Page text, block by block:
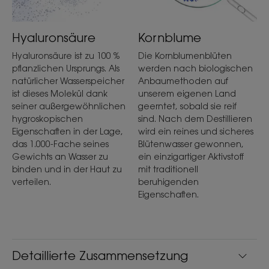
Detaillierte Zusammensetzung
Hyaluronsäure
Hyaluronsäure ist zu 100 %
pflanzlichen Ursprungs. Als
natürlicher Wasserspeicher
ist dieses Molekül dank
seiner außergewöhnlichen
hygroskopischen
Eigenschaften in der Lage,
das 1.000-Fache seines
Gewichts an Wasser zu
binden und in der Haut zu
verteilen.
Kornblume
Die Kornblumenblüten
werden nach biologischen
Anbaumethoden auf
unserem eigenen Land
geerntet, sobald sie reif
sind. Nach dem Destillieren
wird ein reines und sicheres
Blütenwasser gewonnen,
ein einzigartiger Aktivstoff
mit traditionell
beruhigenden
Eigenschaften.